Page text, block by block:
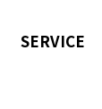
SERVICE